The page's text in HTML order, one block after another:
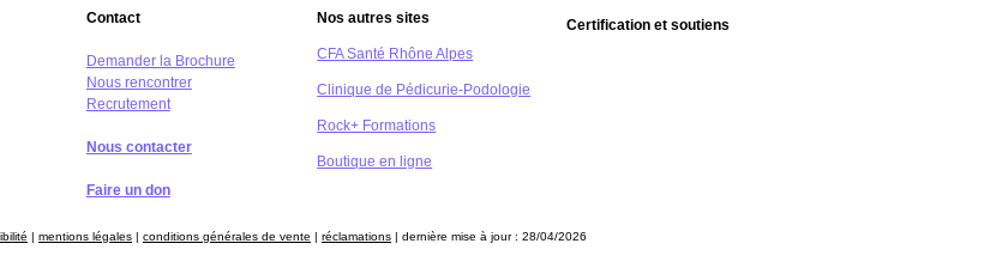
confidentialité, en garantissant la conformité avec les réglementations. Personnalisez vos préférences pour
Contact
Demander la Brochure
Nous rencontrer
Recrutement
Nous contacter
Faire un don
Nos autres sites
CFA Santé Rhône Alpes
Clinique de Pédicurie-Podologie
Rock+ Formations
Boutique en ligne
Certification et soutiens
| mentions légales | conditions générales de vente | réclamations | dernière mise à jour : 28/04/2026